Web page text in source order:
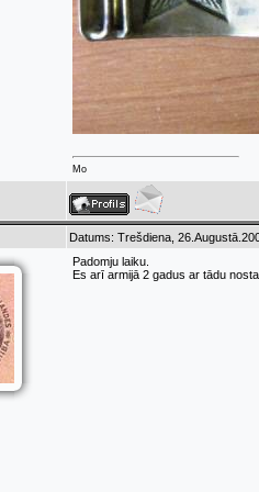
Mo
Datums: Trešdiena,
Padomju laiku.
Es arī armijā 2 gadus ar tādu